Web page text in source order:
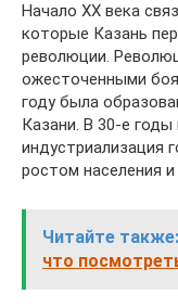
Начало XX века
которые Казань
революции.
ожесточенными
году была
Казани. В 30-е годы
индустриализация
ростом населения
Читайте также:
что